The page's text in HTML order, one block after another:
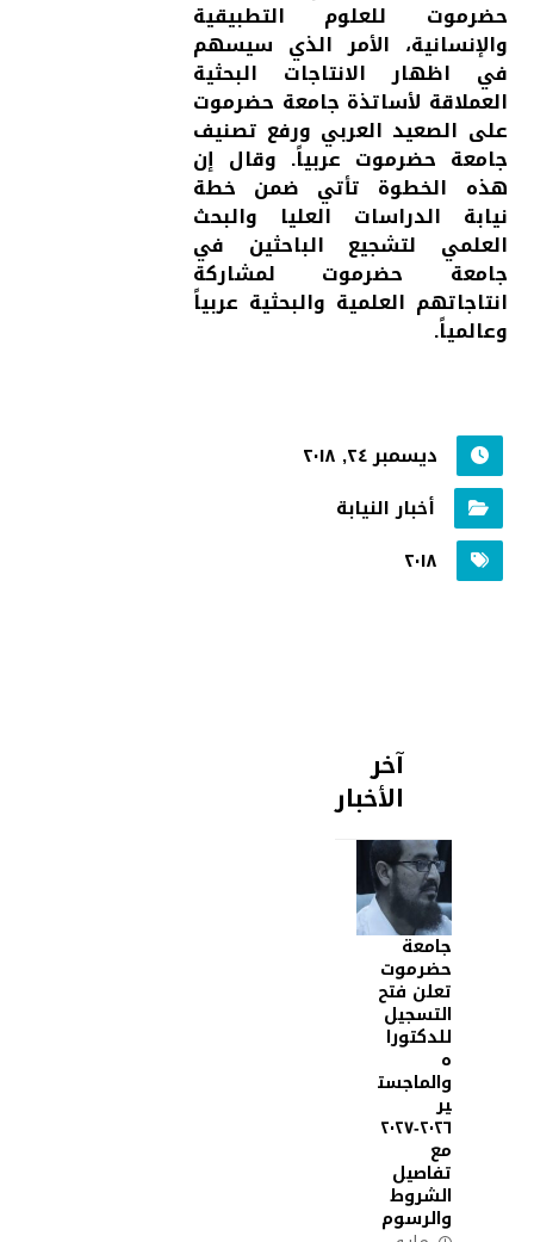
حضرموت للعلوم التطبيقية
والإنسانية، الأمر الذي سيسهم
في اظهار الانتاجات البحثية
العملاقة لأساتذة جامعة حضرموت
على الصعيد العربي ورفع تصنيف
جامعة حضرموت عربياً. وقال إن
هذه الخطوة تأتي ضمن خطة
نيابة الدراسات العليا والبحث
العلمي لتشجيع الباحثين في
جامعة حضرموت لمشاركة
انتاجاتهم العلمية والبحثية عربياً
وعالمياً.
ديسمبر ٢٤, ٢٠١٨
أخبار النيابة
٢٠١٨
آخر
الأخبار
جامعة
حضرموت
تعلن فتح
التسجيل
للدكتورا
ه
والماجست
ير
٢٠٢٦-٢٠٢٧
مع
تفاصيل
الشروط
والرسوم